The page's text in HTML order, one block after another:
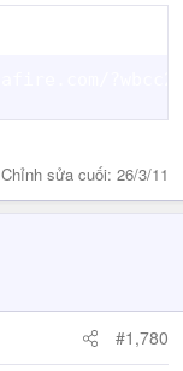
Chỉnh sửa cuối: 26/3/11
#1,780